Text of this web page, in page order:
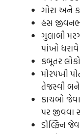
ગોરા અને
હંસ
ગુલાબી
પાંખો
કબૂતર
મોરપંખી
તેજસ્વી
કાચબો
પર જીવવા
ડોલ્ફિન